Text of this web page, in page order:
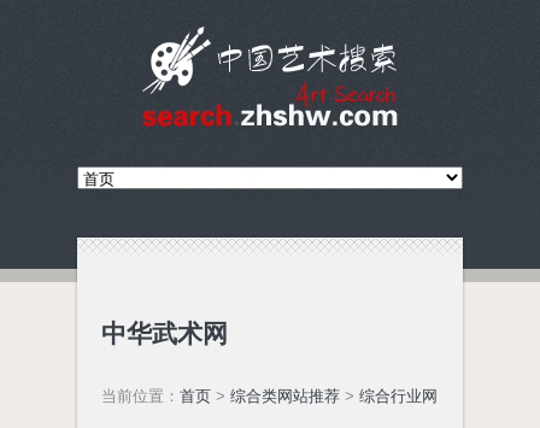
中华武术网
当前位置： 首页 > 综合类网站推荐 > 综合行业网